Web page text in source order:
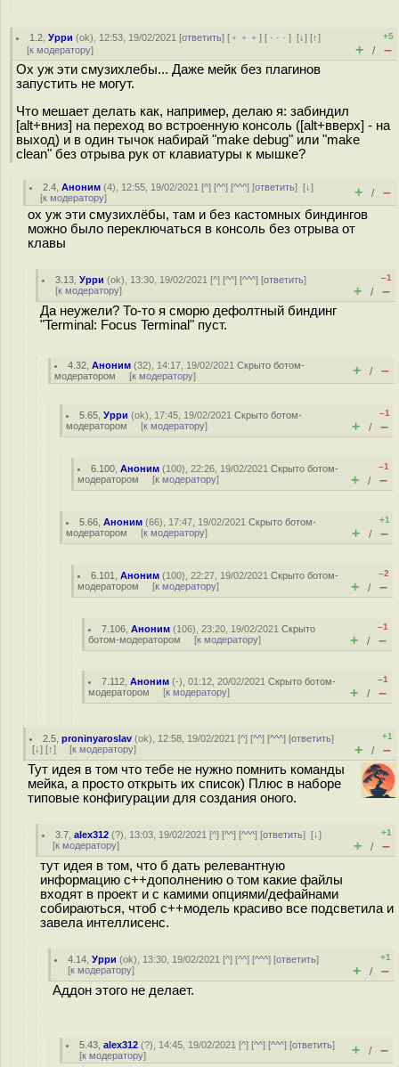
1.2 ,Урри (ok), 12:53, 19/02/2021 [ответить] [ ﹢﹢﹢] [ · · ·][↓] [↑]
[к модератору]
+5
+ / –
Ох уж эти смузихлебы... Даже мейк без плагинов
запустить не могут.
Что мешает делать как, например, делаю я: забиндил
[alt+вниз] на переход во встроенную консоль ([alt+вверх] - на
выход) и в один тычок набирай "make debug" или "make
clean" без отрыва рук от клавиатуры к мышке?
2.4 ,Аноним (4), 12:55, 19/02/2021 [^] [^^] [^^^] [ответить][↓]
[к модератору] + / –
ох уж эти смузихлёбы, там и без кастомных биндингов
можно было переключаться в консоль без отрыва от
клавы
3.13 ,Урри (ok), 13:30, 19/02/2021 [^] [^^] [^^^] [ответить]
[к модератору]
–1
+ / –
Да неужели? То-то я сморю дефолтный биндинг
"Terminal: Focus Terminal" пуст.
4.32 ,Аноним (32), 14:17, 19/02/2021Скрыто ботом-
модератором [к модератору] + / –
5.65 ,Урри (ok), 17:45, 19/02/2021Скрыто ботом-
модератором [к модератору]
–1
+ / –
6.100 ,Аноним (100), 22:26, 19/02/2021Скрыто ботом-
модератором [к модератору]
–1
+ / –
5.66 ,Аноним (66), 17:47, 19/02/2021Скрыто ботом-
модератором [к модератору]
+1
+ / –
6.101 ,Аноним (100), 22:27, 19/02/2021Скрыто ботом-
модератором [к модератору]
–2
+ / –
7.106 ,Аноним (106), 23:20, 19/02/2021Скрыто
ботом-модератором [к модератору]
–1
+ / –
7.112 ,Аноним (-), 01:12, 20/02/2021Скрыто ботом-
модератором [к модератору]
–1
+ / –
2.5 ,proninyaroslav (ok), 12:58, 19/02/2021 [^] [^^] [^^^] [ответить]
[↓] [↑] [к модератору]
+1
+ / –
Тут идея в том что тебе не нужно помнить команды
мейка, а просто открыть их список) Плюс в наборе
типовые конфигурации для создания оного.
3.7 ,alex312 (?), 13:03, 19/02/2021 [^] [^^] [^^^] [ответить][↓]
[к модератору]
+1
+ / –
тут идея в том, что б дать релевантную
информацию с++дополнению о том какие файлы
входят в проект и с камими опциями/дефайнами
собираються, чтоб с++модель красиво все подсветила и
завела интеллисенс.
4.14 ,Урри (ok), 13:30, 19/02/2021 [^] [^^] [^^^] [ответить]
[к модератору]
+1
+ / –
Аддон этого не делает.
5.43 ,alex312 (?), 14:45, 19/02/2021 [^] [^^] [^^^] [ответить]
[к модератору] + / –